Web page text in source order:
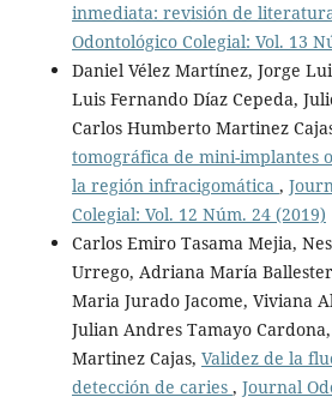
inmediata: revisión de
Odontológico Colegial: Vol. 13
Daniel Vélez Martí­nez, Jorge
Luis Fernando Díaz Cepeda,
Carlos Humberto Martinez
tomográfica de mini-implantes
la región infracigomática ,
Colegial: Vol. 12 Núm. 24 (2019)
Carlos Emiro Tasama Mejia,
Urrego, Adriana Marí­a
Maria Jurado Jacome, Viviana
Julian Andres Tamayo
Martinez Cajas, Validez de la
detección de caries , Journal